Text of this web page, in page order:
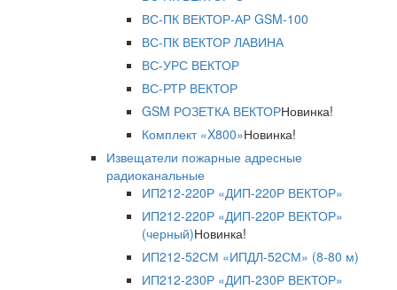
ВС-ПК ВЕКТОР-АР GSM-100
ВС-ПК ВЕКТОР ЛАВИНА
ВС-УРС ВЕКТОР
ВС-РТР ВЕКТОР
GSM РОЗЕТКА ВЕКТОРНовинка!
Комплект «X800»Новинка!
Извещатели пожарные адресные
радиоканальные
ИП212-220Р «ДИП-220Р ВЕКТОР»
ИП212-220Р «ДИП-220Р ВЕКТОР»
(черный)Новинка!
ИП212-52СМ «ИПДЛ-52СМ» (8-80 м)
ИП212-230Р «ДИП-230Р ВЕКТОР»